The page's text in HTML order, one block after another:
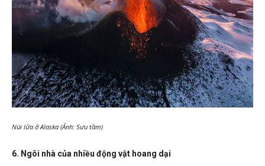
Núi lửa ở Alaska (Ảnh: Sưu tầm)
6. Ngôi nhà của nhiều động vật hoang dại